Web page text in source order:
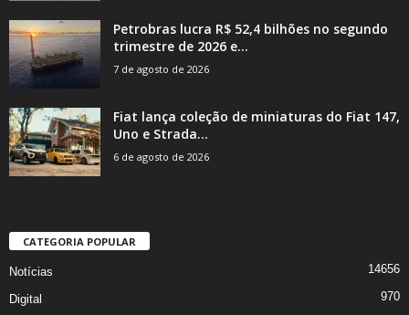
Petrobras lucra R$ 52,4 bilhões no segundo
trimestre de 2026 e...
7 de agosto de 2026
Fiat lança coleção de miniaturas do Fiat 147,
Uno e Strada...
6 de agosto de 2026
CATEGORIA POPULAR
Notícias 14656
Digital 970